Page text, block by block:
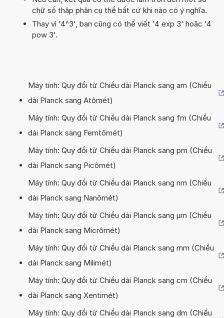
chữ số thập phân cụ thể bất cứ khi nào có ý nghĩa.
Thay vì '4^3', bạn cũng có thể viết '4 exp 3' hoặc '4
pow 3'.
Máy tính: Quy đổi từ Chiều dài Planck sang am (Chiều
dài Planck sang Atômét)
Máy tính: Quy đổi từ Chiều dài Planck sang fm (Chiều
dài Planck sang Femtômét)
Máy tính: Quy đổi từ Chiều dài Planck sang pm (Chiều
dài Planck sang Picômét)
Máy tính: Quy đổi từ Chiều dài Planck sang nm (Chiều
dài Planck sang Nanômét)
Máy tính: Quy đổi từ Chiều dài Planck sang µm (Chiều
dài Planck sang Micrômét)
Máy tính: Quy đổi từ Chiều dài Planck sang mm (Chiều
dài Planck sang Milimét)
Máy tính: Quy đổi từ Chiều dài Planck sang cm (Chiều
dài Planck sang Xentimét)
Máy tính: Quy đổi từ Chiều dài Planck sang dm (Chiều